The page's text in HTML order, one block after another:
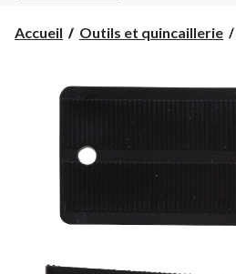
Accueil Outils et quincaillerie